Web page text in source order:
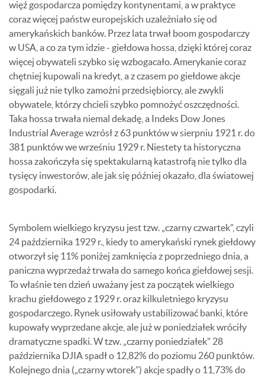
więź gospodarcza pomiędzy kontynentami, a w praktyce
coraz więcej państw europejskich uzależniało się od
amerykańskich banków. Przez lata trwał boom gospodarczy
w USA, a co za tym idzie - giełdowa hossa, dzięki której coraz
więcej obywateli szybko się wzbogacało. Amerykanie coraz
chętniej kupowali na kredyt, a z czasem po giełdowe akcje
sięgali już nie tylko zamożni przedsiębiorcy, ale zwykli
obywatele, którzy chcieli szybko pomnożyć oszczędności.
Taka hossa trwała niemal dekadę, a Indeks Dow Jones
Industrial Average wzrósł z 63 punktów w sierpniu 1921 r. do
381 punktów we wrześniu 1929 r. Niestety ta historyczna
hossa zakończyła się spektakularną katastrofą nie tylko dla
tysięcy inwestorów, ale jak się później okazało, dla światowej
gospodarki.
Symbolem wielkiego kryzysu jest tzw. „czarny czwartek”, czyli
24 października 1929 r., kiedy to amerykański rynek giełdowy
otworzył się 11% poniżej zamknięcia z poprzedniego dnia, a
paniczna wyprzedaż trwała do samego końca giełdowej sesji.
To właśnie ten dzień uważany jest za początek wielkiego
krachu giełdowego z 1929 r. oraz kilkuletniego kryzysu
gospodarczego. Rynek usiłowały ustabilizować banki, które
kupowały wyprzedane akcje, ale już w poniedziałek wróciły
dramatyczne spadki. W tzw. „czarny poniedziałek” 28
października DJIA spadł o 12,82% do poziomu 260 punktów.
Kolejnego dnia („czarny wtorek”) akcje spadły o 11,73% do